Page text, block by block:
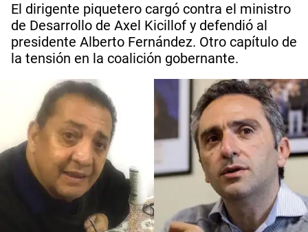
El dirigente piquetero cargó contra el ministro
de Desarrollo de Axel Kicillof y defendió al
presidente Alberto Fernández. Otro capítulo de
la tensión en la coalición gobernante.